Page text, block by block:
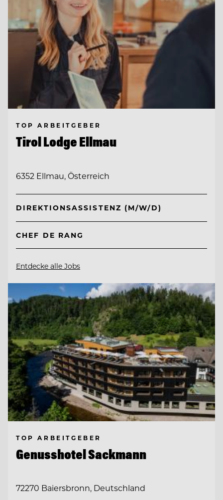
TOP ARBEITGEBER
Tirol Lodge Ellmau
6352 Ellmau, Österreich
DIREKTIONSASSISTENZ (M/W/D)
CHEF DE RANG
Entdecke alle Jobs
TOP ARBEITGEBER
Genusshotel Sackmann
72270 Baiersbronn, Deutschland